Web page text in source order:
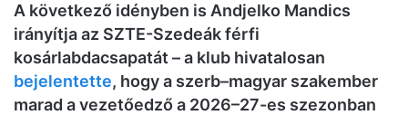
A következő idényben is Andjelko Mandics
irányítja az SZTE-Szedeák férfi
kosárlabdacsapatát – a klub hivatalosan
bejelentette, hogy a szerb–magyar szakember
marad a vezetőedző a 2026–27-es szezonban